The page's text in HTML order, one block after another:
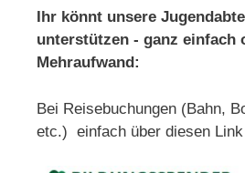
Ihr könnt unsere
unterstützen - ganz einfach
Mehraufwand:
Bei Reisebuchungen (Bahn,
etc.) einfach über diesen Link